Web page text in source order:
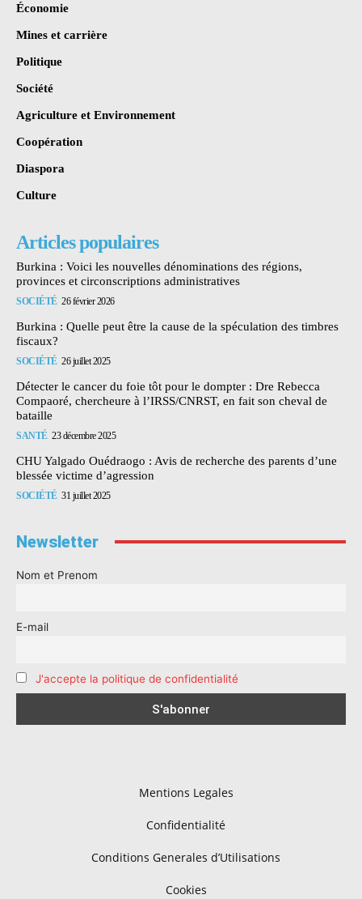
Économie
Mines et carrière
Politique
Société
Agriculture et Environnement
Coopération
Diaspora
Culture
Articles populaires
Burkina : Voici les nouvelles dénominations des régions,
provinces et circonscriptions administratives
SOCIÉTÉ 26 février 2026
Burkina : Quelle peut être la cause de la spéculation des timbres
fiscaux?
SOCIÉTÉ 26 juillet 2025
Détecter le cancer du foie tôt pour le dompter : Dre Rebecca
Compaoré, chercheure à l’IRSS/CNRST, en fait son cheval de
bataille
SANTÉ 23 décembre 2025
CHU Yalgado Ouédraogo : Avis de recherche des parents d’une
blessée victime d’agression
SOCIÉTÉ 31 juillet 2025
Newsletter
Nom et Prenom
E-mail
J'accepte la politique de confidentialité
Mentions Legales
Confidentialité
Conditions Generales d’Utilisations
Cookies